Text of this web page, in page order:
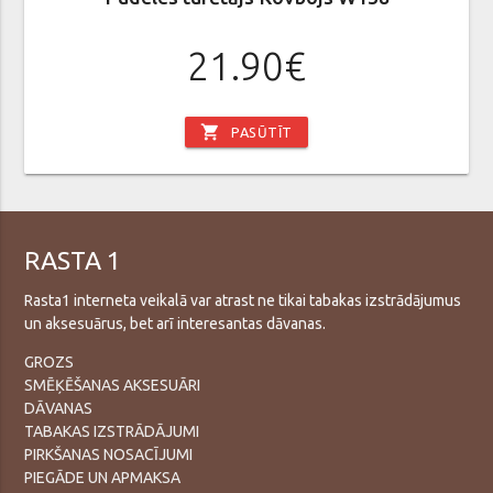
21.90€
shopping_cart PASŪTĪT
RASTA 1
Rasta1 interneta veikalā var atrast ne tikai tabakas izstrādājumus
un aksesuārus, bet arī interesantas dāvanas.
GROZS
SMĒĶĒŠANAS AKSESUĀRI
DĀVANAS
TABAKAS IZSTRĀDĀJUMI
PIRKŠANAS NOSACĪJUMI
PIEGĀDE UN APMAKSA